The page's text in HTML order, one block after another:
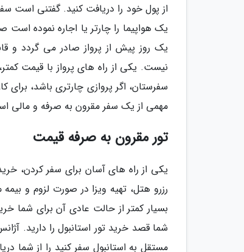
از پول خود را دریافت کنید. گفتنی است
یک هواپیما را چارتر یا اجاره نموده
یک روز پیش از پرواز صادر می گردد و
نیست. یکی از راه های پرواز با قیمت
سفرستان، اگر پروازی چارتری باشد،
مهمی از یک سفر مقرون به صرفه و مالی
تور مقرون به صرفه قیمت
یکی از راه های آسان برای سفر کردن،
رزرو هتل، تهیه ویزا در صورت لزوم و
بسیار کمتر از حالت عادی آن برای شما
شما قصد خرید تور استانبول را دارید.
مستقل به استانبول سفر کنید را از شما